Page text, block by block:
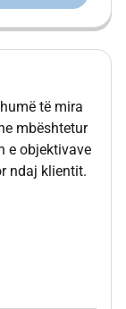
të mira
mbështetur
e objektivave
ndaj klientit.